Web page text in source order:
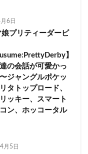
6日
娘プリティーダービ
】
の会話が可愛かっ
ジャングルポケッ
タトップロード、
ッキー、スマート
ン、ホッコータル
月5日